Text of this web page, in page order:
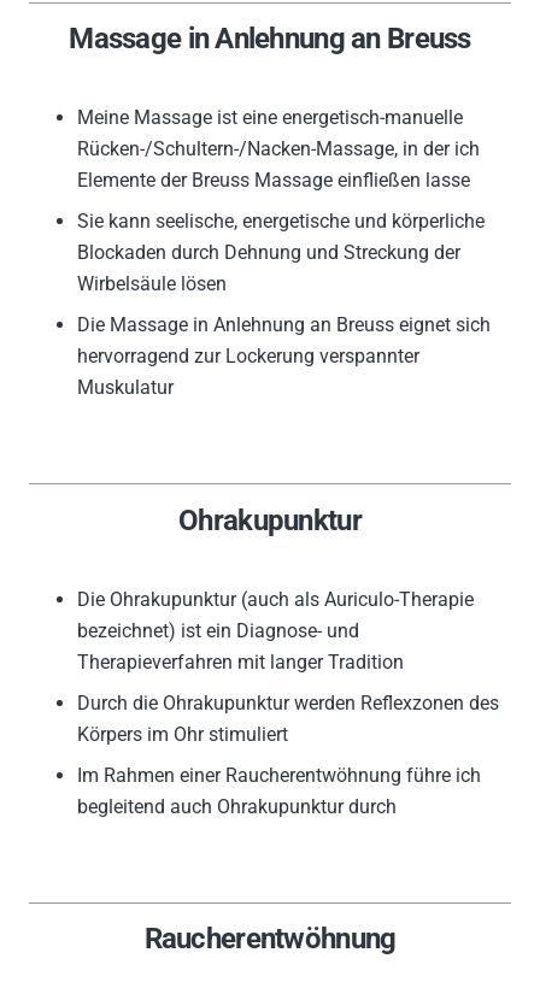
Massage in Anlehnung an Breuss
Meine Massage ist eine energetisch-manuelle
Rücken-/Schultern-/Nacken-Massage, in der ich
Elemente der Breuss Massage einfließen lasse
Sie kann seelische, energetische und körperliche
Blockaden durch Dehnung und Streckung der
Wirbelsäule lösen
Die Massage in Anlehnung an Breuss eignet sich
hervorragend zur Lockerung verspannter
Muskulatur
Ohrakupunktur
Die Ohrakupunktur (auch als Auriculo-Therapie
bezeichnet) ist ein Diagnose- und
Therapieverfahren mit langer Tradition
Durch die Ohrakupunktur werden Reflexzonen des
Körpers im Ohr stimuliert
Im Rahmen einer Raucherentwöhnung führe ich
begleitend auch Ohrakupunktur durch
Raucherentwöhnung